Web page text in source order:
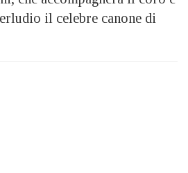
il celebre canone di